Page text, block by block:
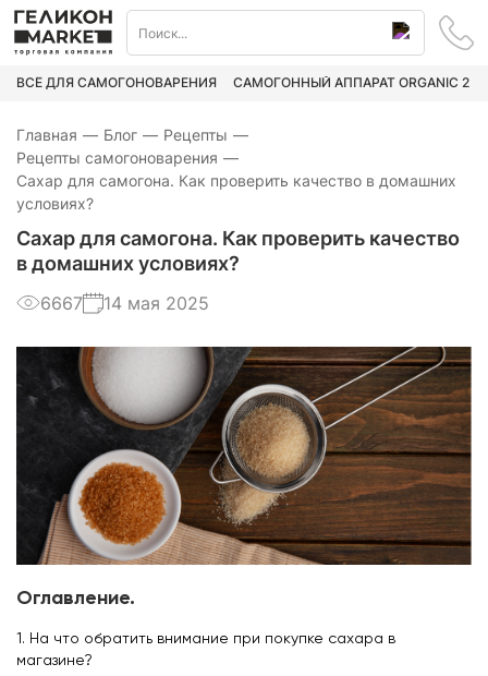
ВСЁ ДЛЯ САМОГОНОВАРЕНИЯ САМОГОННЫЙ АППАРАТ ORGANIC 2
Главная — Блог — Рецепты —
Рецепты самогоноварения —
Сахар для самогона. Как проверить качество в домашних
условиях?
Сахар для самогона. Как проверить качество
в домашних условиях?
6667 14 мая 2025
Оглавление.
1. На что обратить внимание при покупке сахара в
магазине?